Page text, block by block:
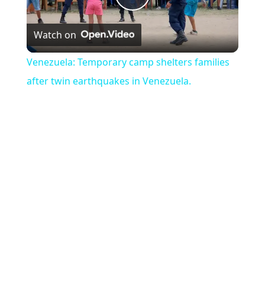
Play Video
Watch on
Venezuela: Temporary camp shelters families
after twin earthquakes in Venezuela.